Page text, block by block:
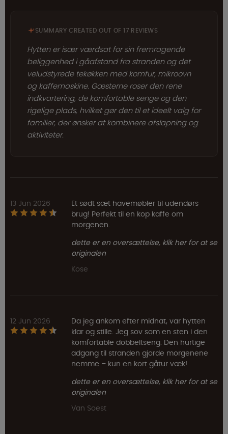
SUMMARY CREATED OUT OF 17 REVIEWS
Hytten er især værdsat for sin fremragende
beliggenhed i gåafstand fra stranden og det
veludstyrede tekøkken med komfur, mikroovn
og kaffemaskine. Gæsterne roser den rene
indkvartering, de komfortable senge og den
rigelige plads, hvilket gør den til et ideelt valg for
familier, der ønsker at kombinere afslapning og
aktiviteter.
13 Jun 2026
Et sødt sæt havemøbler til udendørs
brug! Perfekt til en kop kaffe om
morgenen.
dette er en oversættelse, klik her for at se
originalen
Kose
12 Jun 2026
Da jeg ankom efter midnat, var hytten
klar og stille. Jeg sov som en sten i den
komfortable dobbeltseng. Den hurtige
adgang til stranden gjorde morgenene
nemme – kun en kort gåtur væk!
dette er en oversættelse, klik her for at se
originalen
Van Soest